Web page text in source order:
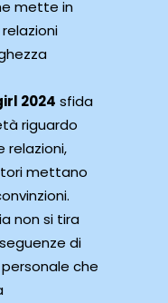
mette in
2024 sfida
riguardo
relazioni,
mettano
non si tira
di
che